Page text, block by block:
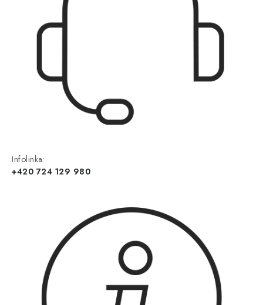
Infolinka:
+420 724 129 980